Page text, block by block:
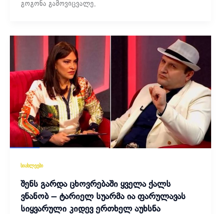
გოგონა გამოვიცვალე,
სიახლეები
შენს გარდა ცხოვრებაში ყველა ქალს
ვნანობ – ტარიელ სუარმა ია ფარულავას
სიყვარული კიდევ ერთხელ აუხსნა